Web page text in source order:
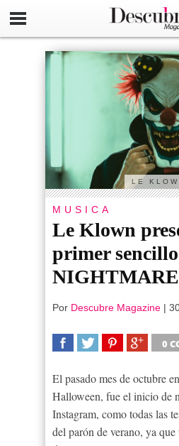
LE
MUSICA
Le Klown
primer sencillo
Por Descubre Magazine |
0
El pasado mes de octubre
Halloween, fue el inicio de
Instagram, como todas las
del parón de verano, ya que